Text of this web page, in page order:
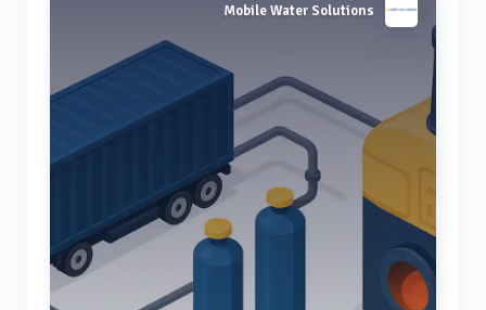
Mobile Water Solutions